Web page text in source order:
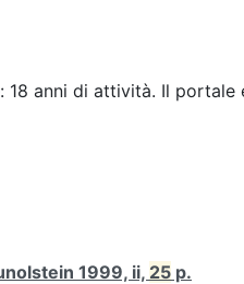
18 anni di attività. Il portale
1999, ii, 25 p.